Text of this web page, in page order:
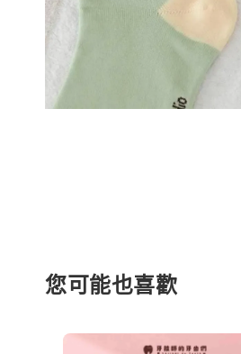
您可能也喜歡